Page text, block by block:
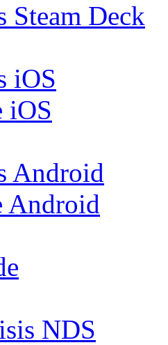
Steam Deck
iOS
iOS
Android
Android
NDS